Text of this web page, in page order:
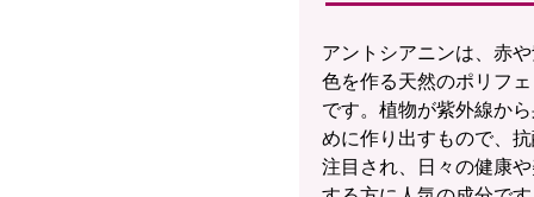
アントシアニンは、赤
色を作る天然のポリフ
です。植物が紫外線か
めに作り出すもので、
注目され、日々の健康